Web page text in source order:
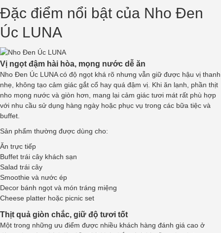
Đặc điểm nổi bật của Nho Đen
Úc LUNA
Vị ngọt đậm hài hòa, mọng nước dễ ăn
Nho Đen Úc LUNA có độ ngọt khá rõ nhưng vẫn giữ được hậu vị thanh
nhẹ, không tạo cảm giác gắt cổ hay quá đậm vị. Khi ăn lạnh, phần thịt
nho mọng nước và giòn hơn, mang lại cảm giác tươi mát rất phù hợp
với nhu cầu sử dụng hàng ngày hoặc phục vụ trong các bữa tiệc và
buffet.
Sản phẩm thường được dùng cho:
Ăn trực tiếp
Buffet trái cây khách sạn
Salad trái cây
Smoothie và nước ép
Decor bánh ngọt và món tráng miệng
Cheese platter hoặc picnic set
Thịt quả giòn chắc, giữ độ tươi tốt
Một trong những ưu điểm được nhiều khách hàng đánh giá cao ở